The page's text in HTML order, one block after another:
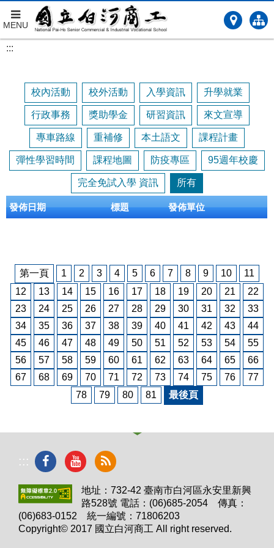
跳
到
MENU
:::
校內活動 校外活動 入學資訊 升學就業
行政事務 獎助學金 研習資訊 來文宣導
專車路線 重補修 本土語文 課程計畫
彈性學習時間 課程地圖 防疫專區 95週年校慶
完全免試入學 資訊 所有
發佈日期 標題 發佈單位
第一頁 1 2 3 4 5 6 7 8 9 10
11
12
13 14 15 16 17 18 19 20 21
22
23
24 25 26 27 28 29 30 31 32
33
34
35 36 37 38 39 40 41 42 43
44
45
46 47 48 49 50 51 52 53 54
55
56
57 58 59 60 61 62 63 64 65
66
67
68 69 70 71 72 73 74 75 76
77
78
79 80 81 最後頁
:::
地址：732-42 臺南市白河區永安里新興
路528號 電話：(06)685-2054 傳真：
(06)683-0152 統一編號：71806203
Copyright© 2017 國立白河商工 All right reserved.